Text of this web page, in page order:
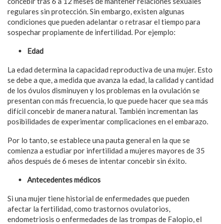
regulares sin protección. Sin embargo, existen algunas
condiciones que pueden adelantar o retrasar el tiempo para
sospechar propiamente de infertilidad. Por ejemplo:
Edad
La edad determina la capacidad reproductiva de una mujer. Esto
se debe a que, a medida que avanza la edad, la calidad y cantidad
de los óvulos disminuyen y los problemas en la ovulación se
presentan con más frecuencia, lo que puede hacer que sea más
difícil concebir de manera natural. También incrementan las
posibilidades de experimentar complicaciones en el embarazo.
Por lo tanto, se establece una pauta general en la que se
comienza a estudiar por infertilidad a mujeres mayores de 35
años después de 6 meses de intentar concebir sin éxito.
Antecedentes médicos
Si una mujer tiene historial de enfermedades que pueden
afectar la fertilidad, como trastornos ovulatorios,
endometriosis o enfermedades de las trompas de Falopio, el